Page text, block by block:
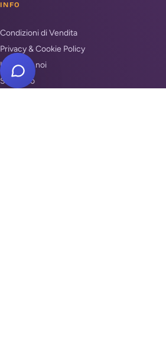
INFO
Condizioni di Vendita
Privacy & Cookie Policy
Unisciti a noi
Supporto